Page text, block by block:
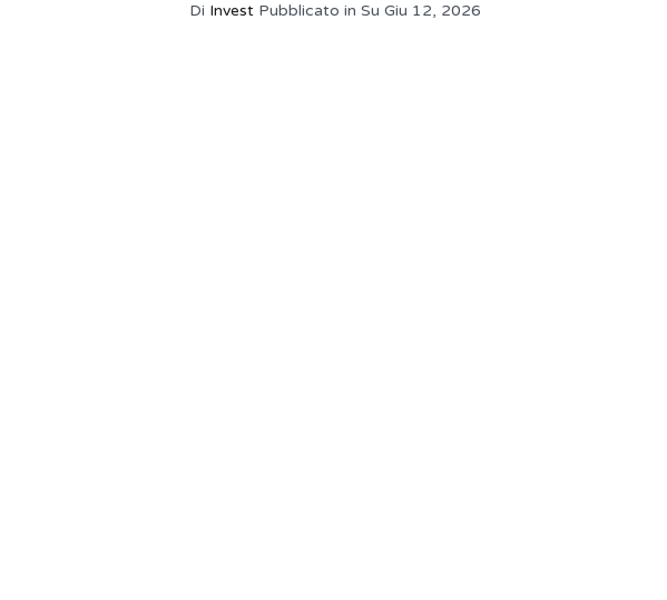
Di Invest Pubblicato in Su Giu 12, 2026